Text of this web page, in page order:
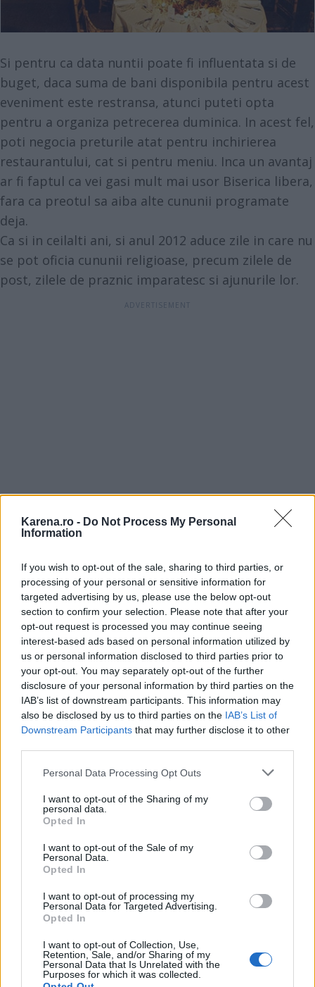
Karena.ro - Do Not Process My Personal
Information
If you wish to opt-out of the sale, sharing to third parties, or
processing of your personal or sensitive information for
targeted advertising by us, please use the below opt-out
section to confirm your selection. Please note that after your
opt-out request is processed you may continue seeing
interest-based ads based on personal information utilized by
us or personal information disclosed to third parties prior to
your opt-out. You may separately opt-out of the further
disclosure of your personal information by third parties on the
IAB’s list of downstream participants. This information may
also be disclosed by us to third parties on the IAB’s List of
Downstream Participants that may further disclose it to other
Please note that this website/app uses one or more Google
not limited to your visit or usage behaviour. You may click to
grant or deny consent to Google and its third-party tags to
use your data for below specified purposes in below Google
consent section.
Personal Data Processing Opt Outs
I want to opt-out of the Sharing of my
personal data.
Opted In
I want to opt-out of the Sale of my
Personal Data.
Opted In
I want to opt-out of processing my
Personal Data for Targeted Advertising.
Opted In
I want to opt-out of Collection, Use,
Retention, Sale, and/or Sharing of my
Personal Data that Is Unrelated with the
Purposes for which it was collected.
Si pentru ca data nuntii poate fi influentata si de
buget, daca suma de bani disponibila pentru acest
eveniment este restransa, atunci puteti opta
pentru a organiza petrecerea duminica. In acest fel,
poti negocia preturile atat pentru inchirierea
restaurantului, cat si pentru meniu. Inca un avantaj
ar fi faptul ca vei gasi mult mai usor Biserica libera,
fara ca preotul sa aiba alte cununii programate
deja.
Ca si in ceilalti ani, si anul 2012 aduce zile in care nu
se pot oficia cununii religioase, precum zilele de
post, zilele de praznic imparatesc si ajunurile lor.
Datele calendaristice concrete in care nu se pot
organiza nunti din punct de vedere religios sunt:
Intre Craciun 2011 si Boboteaza 2012:
decembrie - 6 ianuarie
Boboteaza:6 ianuarie
Intampinarea Domnului(Stratenia): 2 februarie (si
in ajun: 1 februarie)
In saptamana lasatului de carne:20 februarie - 26
februarie
Postul Pastelui in 2012:27 februarie - 14 aprilie
(Rusaliile in 2012): 3 iunie
(si in ajun: 2 iunie)
Vezi și
14 greșeli care îți fac ținuta să pară
vulgară, chiar și când porți piese
Greseli pe care le fac miresele cand
cumpara voalul